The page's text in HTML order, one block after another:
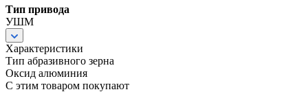
Тип привода
УШМ
Характеристики
Тип абразивного зерна
Оксид алюминия
С этим товаром покупают